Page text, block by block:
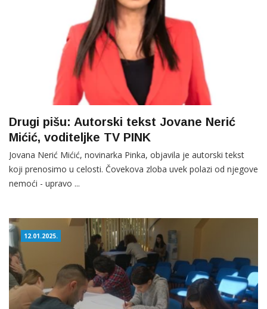
Drugi pišu: Autorski tekst Jovane Nerić
Mićić, voditeljke TV PINK
Jovana Nerić Mićić, novinarka Pinka, objavila je autorski tekst
koji prenosimo u celosti. Čovekova zloba uvek polazi od njegove
nemoći - upravo ...
12.01.2025.